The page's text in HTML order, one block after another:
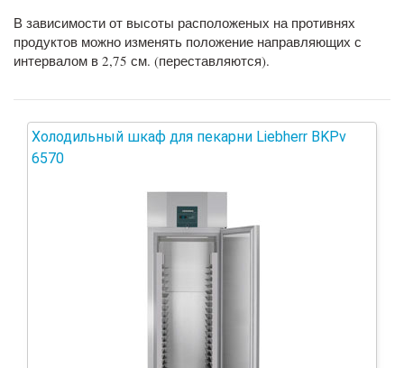
В зависимости от высоты расположеных на противнях
продуктов можно изменять положение направляющих с
интервалом в 2,75 см. (переставляются).
Холодильный шкаф для пекарни Liebherr BKPv
6570